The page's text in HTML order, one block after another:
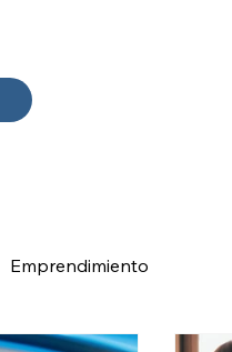
Emprendimiento